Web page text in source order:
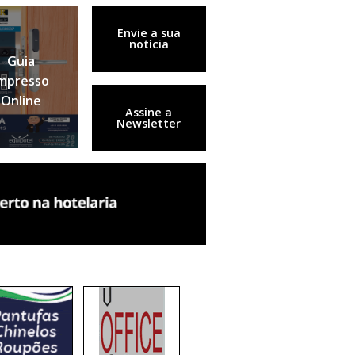
Guia
Online
Envie a sua
notícia
Assine a
Newsletter